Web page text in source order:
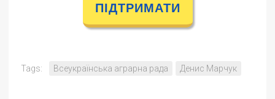
ПІДТРИМАТИ
Tags: Всеукраїнська аграрна рада Денис Марчук